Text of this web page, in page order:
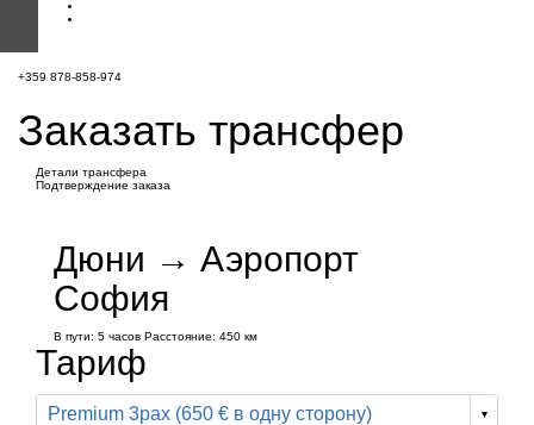
+359 878-858-974
Заказать трансфер
Детали трансфера
Подтверждение заказа
Дюни → Аэропорт
София
В пути: 5 часов Расстояние: 450 км
Тариф
Premium 3pax (650 € в одну сторону)